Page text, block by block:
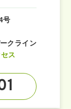
号
クライン
ス